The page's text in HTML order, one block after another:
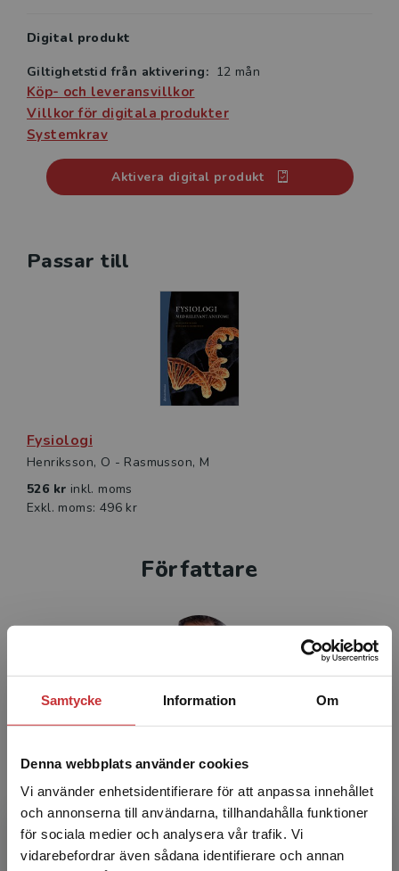
Samtycke Information Om
Denna webbplats använder cookies
Vi använder enhetsidentifierare för att anpassa innehållet
och annonserna till användarna, tillhandahålla funktioner
för sociala medier och analysera vår trafik. Vi
vidarebefordrar även sådana identifierare och annan
Begränsad fraktregion
Digital produkt
Giltighetstid från aktivering: 12 mån
Köp- och leveransvillkor
Villkor för digitala produkter
Systemkrav
Aktivera digital produkt
Passar till
Fysiologi
Henriksson, O - Rasmusson, M
526 kr inkl. moms
Exkl. moms: 496 kr
Författare
Olle Henriksson
Olle Henriksson är medicine magister och
arbetar som universitetsadjunkt vid Örebro
universitet. Han har sedan 1976 undervisat i
anatomi och fysiol...